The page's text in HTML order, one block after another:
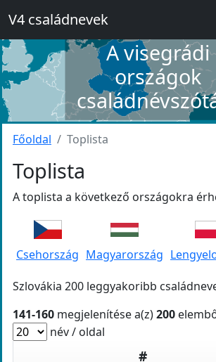
V4 családnevek
A visegrádi
országok
Főoldal Toplista
Toplista
A toplista a következő országokra
Csehország Magyarország
Szlovákia 200 leggyakoribb
141-160 megjelenítése a(z)200
név / oldal
#